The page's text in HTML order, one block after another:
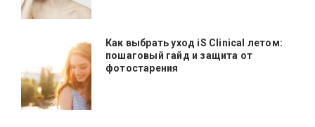
Как выбрать уход iS Clinical летом:
пошаговый гайд и защита от
фотостарения